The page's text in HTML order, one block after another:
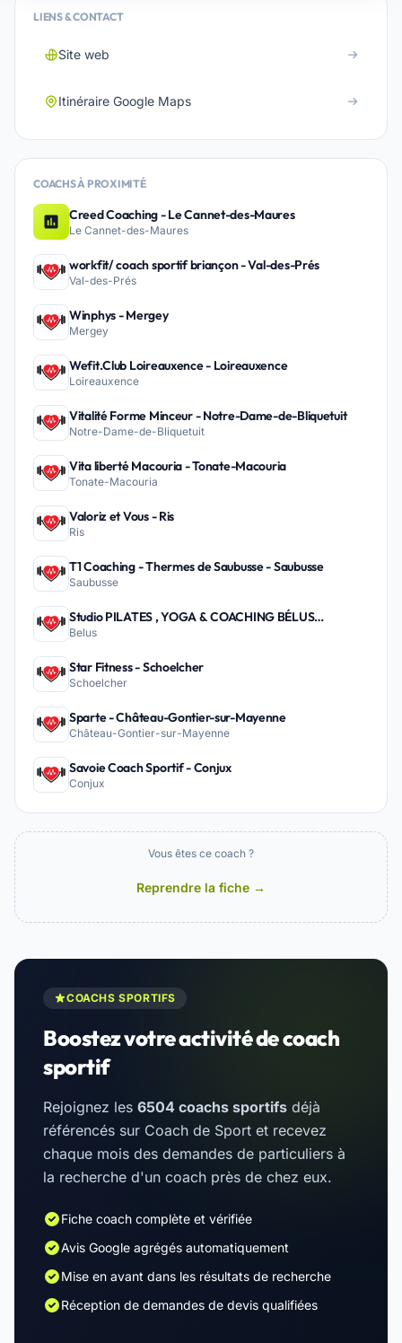
LIENS & CONTACT
Site web
Itinéraire Google Maps
COACHS À PROXIMITÉ
Creed Coaching - Le Cannet-des-Maures
Le Cannet-des-Maures
workfit/ coach sportif briançon - Val-des-Prés
Val-des-Prés
Winphys - Mergey
Mergey
Wefit.Club Loireauxence - Loireauxence
Loireauxence
Vitalité Forme Minceur - Notre-Dame-de-Bliquetuit
Notre-Dame-de-Bliquetuit
Vita liberté Macouria - Tonate-Macouria
Tonate-Macouria
Valoriz et Vous - Ris
Ris
T1 Coaching - Thermes de Saubusse - Saubusse
Saubusse
Studio PILATES , YOGA & COACHING BÉLUS
PEYREHORADE - Belus
Belus
Star Fitness - Schoelcher
Schoelcher
Sparte - Château-Gontier-sur-Mayenne
Château-Gontier-sur-Mayenne
Savoie Coach Sportif - Conjux
Conjux
Vous êtes ce coach ?
Reprendre la fiche →
COACHS SPORTIFS
Boostez votre activité de coach
sportif
Rejoignez les 6504 coachs sportifs déjà
référencés sur Coach de Sport et recevez
chaque mois des demandes de particuliers à
la recherche d'un coach près de chez eux.
Fiche coach complète et vérifiée
Avis Google agrégés automatiquement
Mise en avant dans les résultats de recherche
Réception de demandes de devis qualifiées